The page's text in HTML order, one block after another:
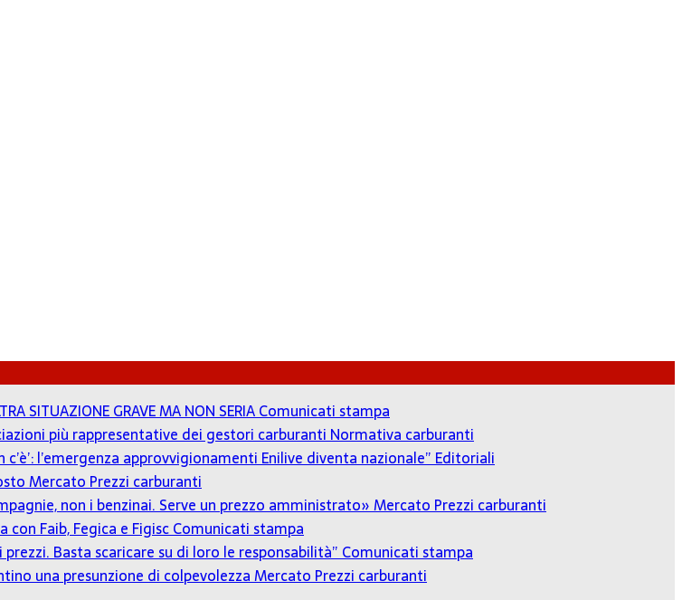
SITUAZIONE GRAVE MA NON SERIAComunicati stampa
più rappresentative dei gestori carburanti Normativa carburanti
c’è’: l’emergenza approvvigionamenti Enilive diventa nazionale” Editoriali
Mercato Prezzi carburanti
non i benzinai. Serve un prezzo amministrato»Mercato Prezzi carburanti
Faib, Fegica e FigiscComunicati stampa
Basta scaricare su di loro le responsabilità” Comunicati stampa
una presunzione di colpevolezzaMercato Prezzi carburanti